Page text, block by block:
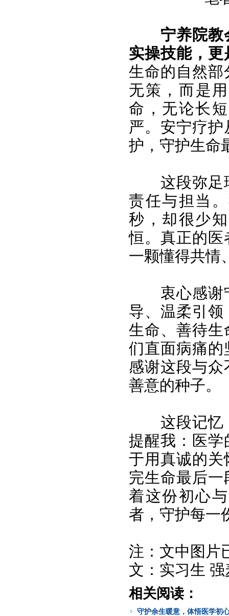
宁养院教
实操技能，
生命的自然
无策，而是
命，无论长
严。安宁疗
护，守护生命
这段弥足
责任与担当
秒，却很少
恒。真正的
一颗懂得共情
衷心感谢
导、温柔引
生命、善待
们直面病痛
感谢这段与
善意的种子。
这段记忆
提醒我：医
于用真诚的
完生命最后
着这份初心
者，守护每一
注：文中图片
文：实习生
相关阅读：
守护余生暖意，体悟医学初